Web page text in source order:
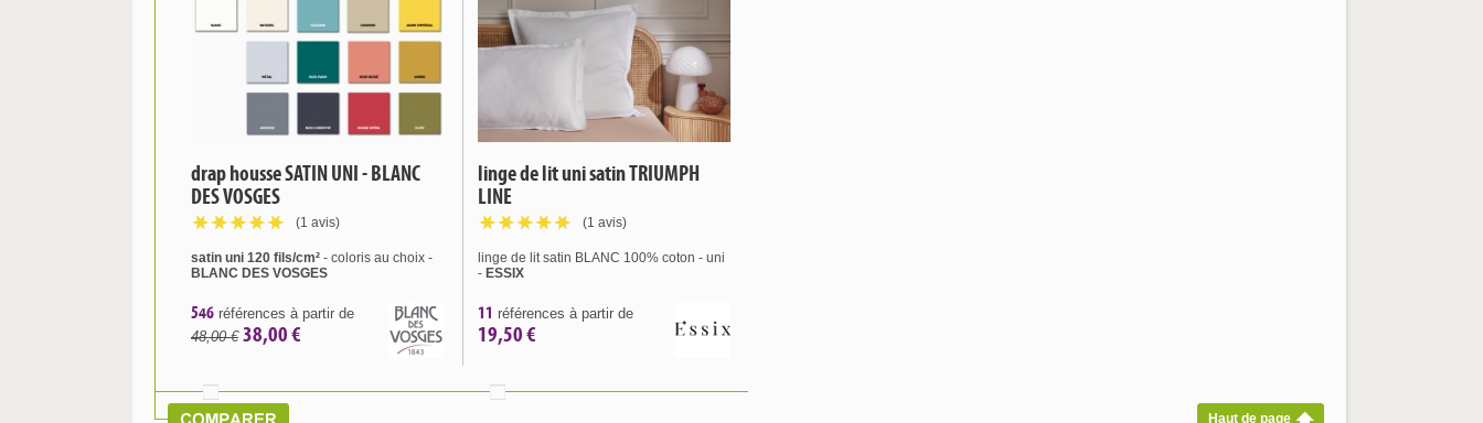
drap housse SATIN UNI - BLANC
DES VOSGES
(1 avis)
satin uni 120 fils/cm² - coloris au choix -
BLANC DES VOSGES
546 références à partir de
48,00 € 38,00 €
linge de lit uni satin TRIUMPH
LINE
(1 avis)
linge de lit satin BLANC 100% coton - uni
- ESSIX
11 références à partir de
19,50 €
Haut de page